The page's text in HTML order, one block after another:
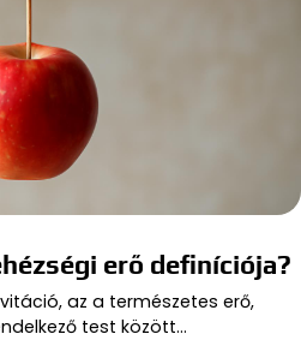
erő definíciója?
az a természetes erő,
test között…